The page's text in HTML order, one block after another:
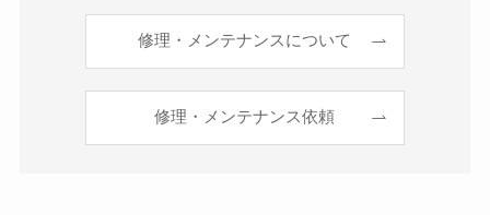
修理・メンテナンスについて
修理・メンテナンス依頼